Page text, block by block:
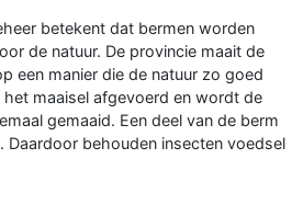
betekent dat bermen worden
de natuur. De provincie maait de
een manier die de natuur zo goed
maaisel afgevoerd en wordt de
gemaaid. Een deel van de berm
Daardoor behouden insecten voedsel